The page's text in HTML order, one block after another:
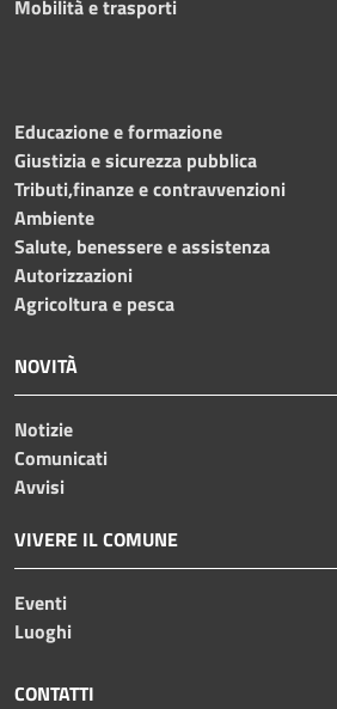
Mobilità e trasporti
Educazione e formazione
Giustizia e sicurezza pubblica
Tributi,finanze e contravvenzioni
Ambiente
Salute, benessere e assistenza
Autorizzazioni
Agricoltura e pesca
NOVITÀ
Notizie
Comunicati
Avvisi
VIVERE IL COMUNE
Eventi
Luoghi
CONTATTI